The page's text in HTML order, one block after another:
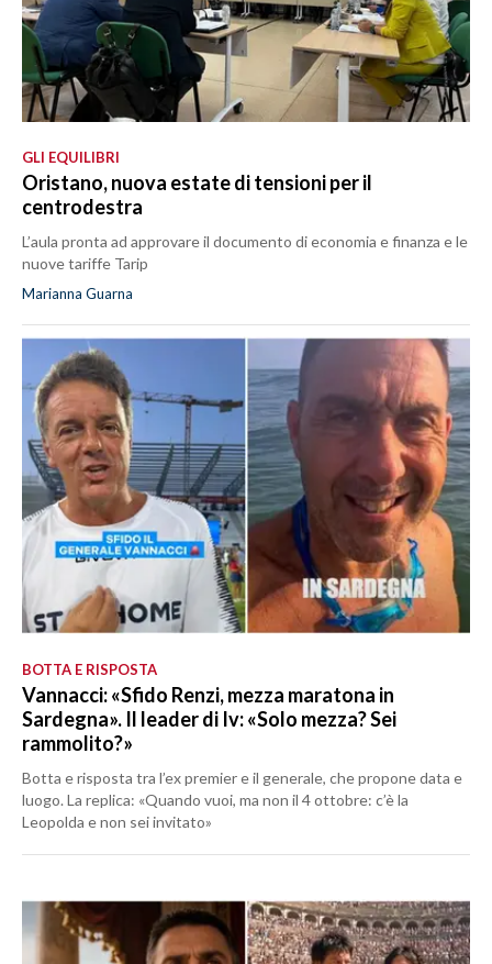
GLI EQUILIBRI
Oristano, nuova estate di tensioni per il
centrodestra
L’aula pronta ad approvare il documento di economia e finanza e le
nuove tariffe Tarip
Marianna Guarna
BOTTA E RISPOSTA
Vannacci: «Sfido Renzi, mezza maratona in
Sardegna». Il leader di Iv: «Solo mezza? Sei
rammolito?»
Botta e risposta tra l’ex premier e il generale, che propone data e
luogo. La replica: «Quando vuoi, ma non il 4 ottobre: c’è la
Leopolda e non sei invitato»